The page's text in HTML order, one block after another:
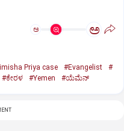
ಅ ಅ
Priya case #Evangelist
#
#ಕೇರಳ #Yemen #ಯೆಮೆನ್‌